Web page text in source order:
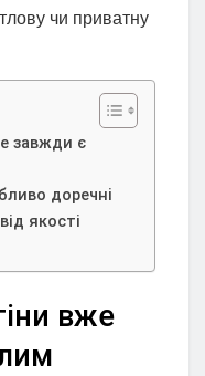
чи приватну
завжди є
доречні
якості
вже